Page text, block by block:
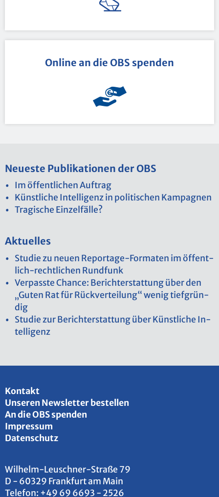
On­line an die OBS spen­den
Neu­es­te Pu­bli­ka­tio­nen der OBS
Im öf­fent­li­chen Auf­trag
Künst­li­che In­tel­li­genz in po­li­ti­schen Kam­pa­gnen
Tra­gi­sche Ein­zel­fäl­le?
Ak­tu­el­les
Stu­die zu neuen Re­por­ta­ge-For­ma­ten im öf­fent­
lich-recht­li­chen Rund­funk
Ver­pass­te Chan­ce: Be­richt­erstat­tung über den
„Guten Rat für Rück­ver­tei­lung“ wenig tief­grün­
dig
Stu­die zur Be­richt­erstat­tung über Künst­li­che In­
tel­li­genz
Kon­takt
Un­se­ren News­let­ter be­stel­len
An die OBS spen­den
Im­pres­sum
Da­ten­schutz
Wil­helm-Leu­sch­ner-Stra­ße 79
D - 60329 Frank­furt am Main
Te­le­fon: +49 69 6693 - 2526